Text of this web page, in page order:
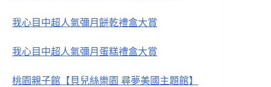
我心目中超人氣彌月餅乾禮盒大賞
我心目中超人氣彌月蛋糕禮盒大賞
桃園親子館【貝兒絲樂園 尋夢美國主題館】